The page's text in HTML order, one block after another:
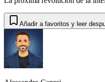
Añadir a favoritos y leer